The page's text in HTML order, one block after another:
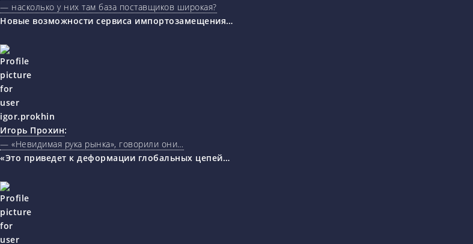
— насколько у них там база поставщиков широкая?
Новые возможности сервиса импортозамещения…
Игорь Прохин:
— «Невидимая рука рынка», говорили они…
«Это приведет к деформации глобальных цепей…